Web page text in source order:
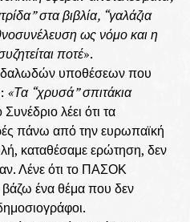
στα βιβλία, “γαλάζια
ως νόμο και η
ποτέ».
υποθέσεων που
«Τα “χρυσά” σπιτάκια
λέει ότι τα
πάνω από την ευρωπαϊκή
καταθέσαμε ερώτηση, δεν
Λένε ότι το ΠΑΣΟΚ
ένα θέμα που δεν